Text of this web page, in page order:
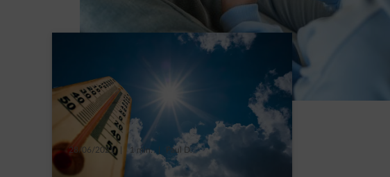
28/06/2021 1 min. Paul D.
Les 5 énergivores de l’été